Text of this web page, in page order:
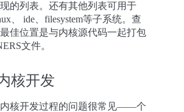
的列表。还有其他列表可用于
、 ide、filesystem等子系统。查
佳位置是与内核源代码一起打包
文件。
核开发
核开发过程的问题很常见——个